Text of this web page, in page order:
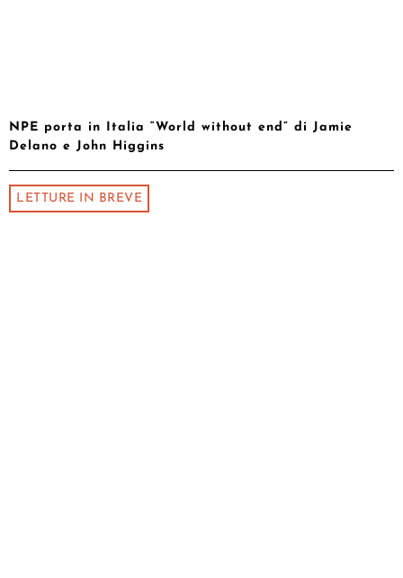
NPE porta in Italia “World without end” di Jamie
Delano e John Higgins
LETTURE IN BREVE